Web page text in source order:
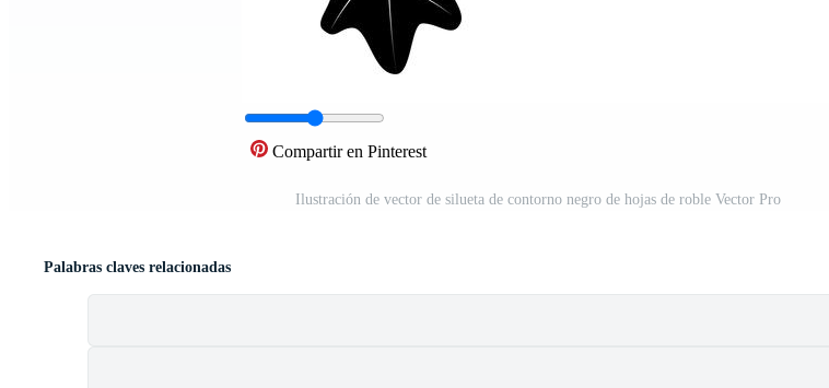
Compartir en Pinterest
Ilustración de vector de silueta de contorno negro de hojas de roble Vector Pro
Palabras claves relacionadas